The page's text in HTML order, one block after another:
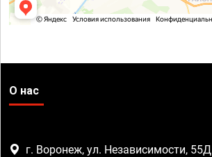
О нас
г. Воронеж, ул. Независимости, 55Д